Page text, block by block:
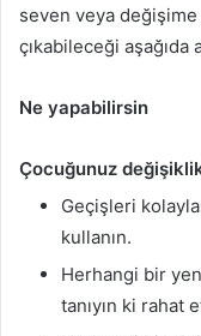
seven veya
çıkabileceği aşağıda
Ne yapabilirsin
Çocuğunuz
Geçişleri
kullanın.
Herhangi bir
tanıyın ki rahat